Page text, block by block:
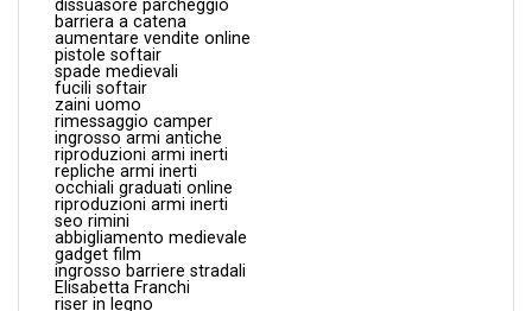
dissuasore parcheggio
barriera a catena
aumentare vendite online
pistole softair
spade medievali
fucili softair
zaini uomo
rimessaggio camper
ingrosso armi antiche
riproduzioni armi inerti
repliche armi inerti
occhiali graduati online
riproduzioni armi inerti
seo rimini
abbigliamento medievale
gadget film
ingrosso barriere stradali
Elisabetta Franchi
riser in legno